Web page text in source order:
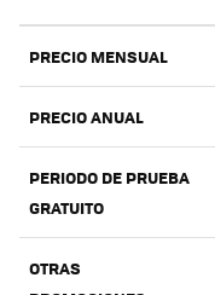
PRECIO MENSUAL
PRECIO ANUAL
PERIODO DE PRUEBA
GRATUITO
OTRAS